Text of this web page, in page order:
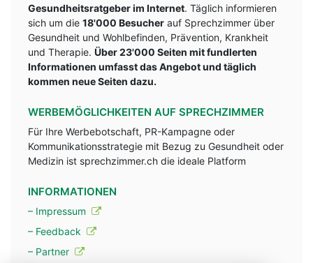
Gesundheitsratgeber im Internet. Täglich informieren
sich um die 18'000 Besucher auf Sprechzimmer über
Gesundheit und Wohlbefinden, Prävention, Krankheit
und Therapie. Über 23'000 Seiten mit fundlerten
Informationen umfasst das Angebot und täglich
kommen neue Seiten dazu.
WERBEMÖGLICHKEITEN AUF SPRECHZIMMER
Für Ihre Werbebotschaft, PR-Kampagne oder
Kommunikationsstrategie mit Bezug zu Gesundheit oder
Medizin ist sprechzimmer.ch die ideale Platform
INFORMATIONEN
– Impressum
– Feedback
– Partner